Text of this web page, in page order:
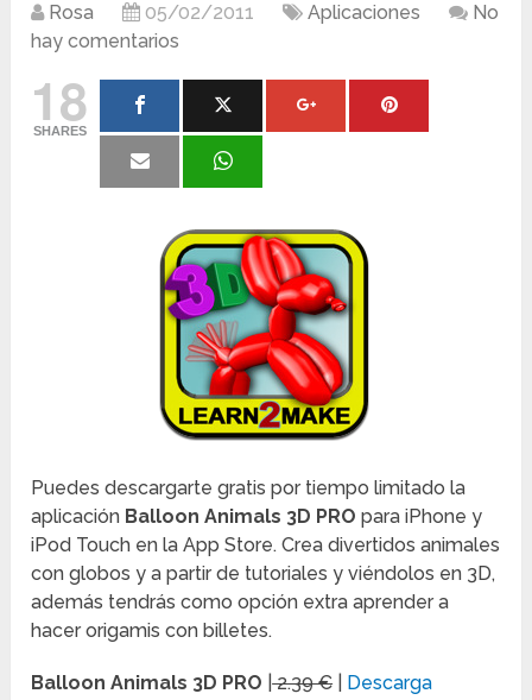
Rosa 05/02/2011 Aplicaciones
No
hay comentarios
18
SHARES
Puedes descargarte gratis por tiempo limitado la
aplicación Balloon Animals 3D PROpara iPhone y
iPod Touch en la App Store. Crea divertidos animales
con globos y a partir de tutoriales y viéndolos en 3D,
además tendrás como opción extra aprender a
hacer origamis con billetes.
Balloon Animals 3D PRO |2.39 € Descarga